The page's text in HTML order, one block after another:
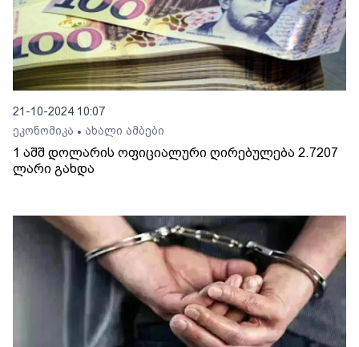
21-10-2024 10:07
ეკონომიკა • ახალი ამბები
1 აშშ დოლარის ოფიციალური ღირებულება 2.7207
ლარი გახდა